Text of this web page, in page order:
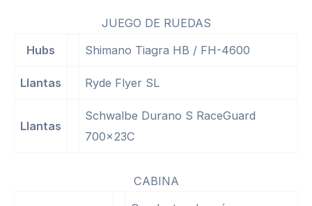
JUEGO DE RUEDAS
Hubs
Shimano Tiagra HB / FH-4600
Llantas Ryde Flyer SL
Llantas
Schwalbe Durano S RaceGuard
700x23C
CABINA